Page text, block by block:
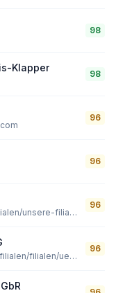
98
Klapper
98
96
96
https://www.vrbanking.de/meine-bank/filialen/unsere-filialen-in-der-uebersicht/sB-filiale_steinberg.html
96
https://www.vrbank-mkb.de/wir_fuer_sie/filialen/filialen/uebersicht-filialen/12611.html
96